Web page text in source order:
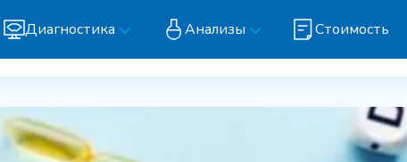
Диагностика Анализы Стоимость